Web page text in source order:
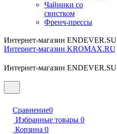
Чайники со
свистком
Френч-прессы
Интернет-магазин ENDEVER.SU
Интернет-магазин KROMAX.RU
Интернет-магазин ENDEVER.SU
Сравнение0
Избранные товары 0
Корзина 0